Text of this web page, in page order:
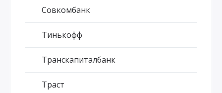
Совкомбанк
Тинькофф
Транскапиталбанк
Траст